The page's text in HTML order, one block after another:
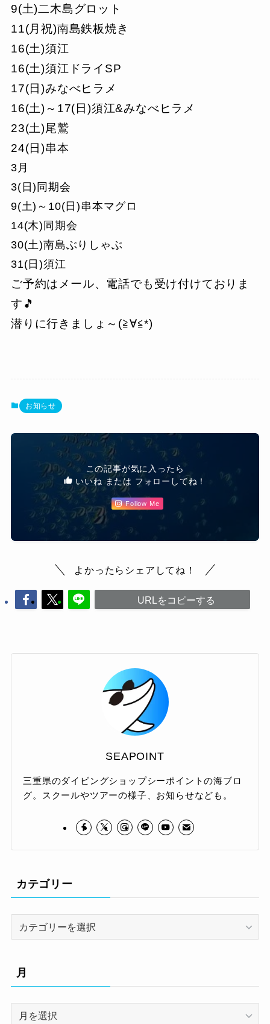
9(土)二木島グロット
11(月祝)南島鉄板焼き
16(土)須江
16(土)須江ドライSP
17(日)みなべヒラメ
16(土)～17(日)須江&みなべヒラメ
23(土)尾鷲
24(日)串本
3月
3(日)同期会
9(土)～10(日)串本マグロ
14(木)同期会
30(土)南島ぶりしゃぶ
31(日)須江
ご予約はメール、電話でも受け付けておりま
す🎵
潜りに行きましょ～(≧∀≦*)
お知らせ
この記事が気に入ったら
いいね または フォローしてね！
Follow Me
よかったらシェアしてね！
URLをコピーする
SEAPOINT
三重県のダイビングショップシーポイントの海ブロ
グ。スクールやツアーの様子、お知らせなども。
カテゴリー
リ
ー
月